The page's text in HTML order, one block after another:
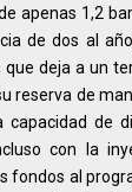
apenas 1,2
de dos al
deja a un
reserva de
capacidad de
con la
fondos al